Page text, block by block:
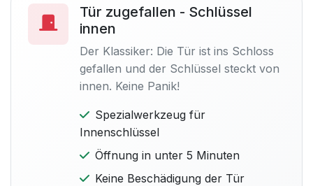
Tür zugefallen - Schlüssel
innen
Der Klassiker: Die Tür ist ins Schloss
gefallen und der Schlüssel steckt von
innen. Keine Panik!
Spezialwerkzeug für
Innenschlüssel
Öffnung in unter 5 Minuten
Keine Beschädigung der Tür